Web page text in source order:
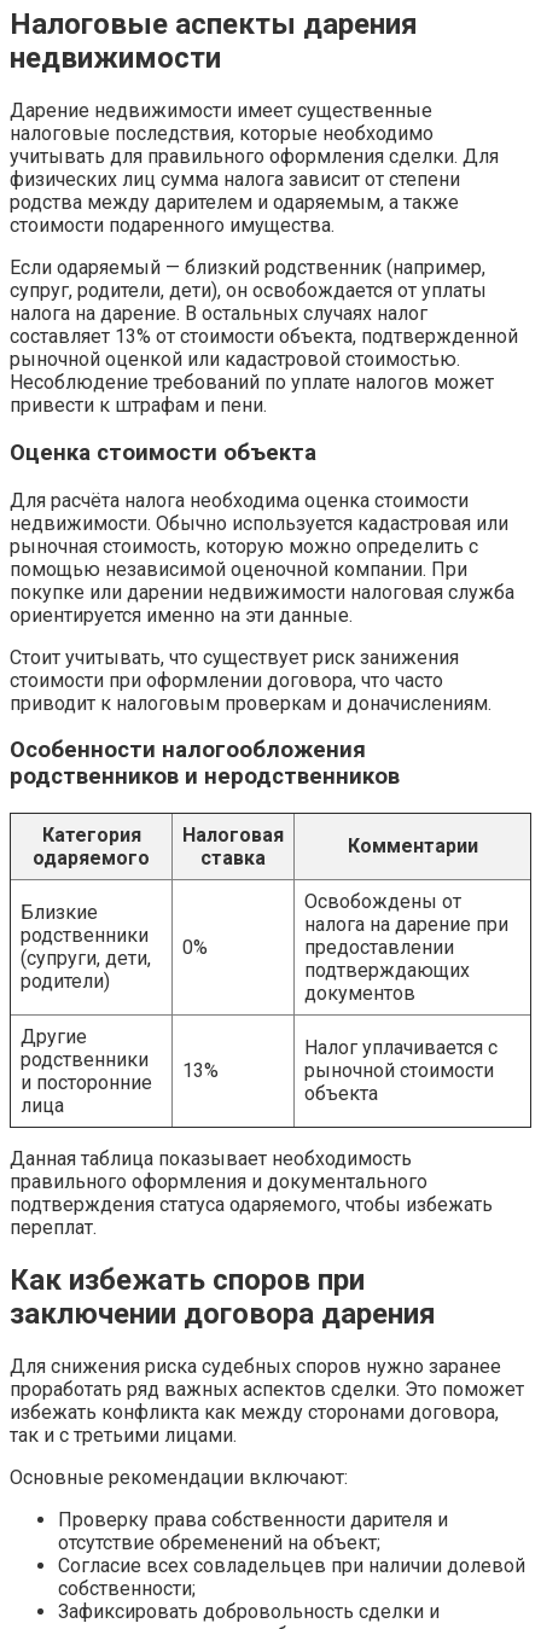
Налоговые аспекты дарения
недвижимости
Дарение недвижимости имеет существенные
налоговые последствия, которые необходимо
учитывать для правильного оформления сделки. Для
физических лиц сумма налога зависит от степени
родства между дарителем и одаряемым, а также
стоимости подаренного имущества.
Если одаряемый — близкий родственник (например,
супруг, родители, дети), он освобождается от уплаты
налога на дарение. В остальных случаях налог
составляет 13% от стоимости объекта, подтвержденной
рыночной оценкой или кадастровой стоимостью.
Несоблюдение требований по уплате налогов может
привести к штрафам и пени.
Оценка стоимости объекта
Для расчёта налога необходима оценка стоимости
недвижимости. Обычно используется кадастровая или
рыночная стоимость, которую можно определить с
помощью независимой оценочной компании. При
покупке или дарении недвижимости налоговая служба
ориентируется именно на эти данные.
Стоит учитывать, что существует риск занижения
стоимости при оформлении договора, что часто
приводит к налоговым проверкам и доначислениям.
Особенности налогообложения
родственников и неродственников
Категория
одаряемого
Налоговая
ставка
Комментарии
Близкие
родственники
(супруги, дети,
родители)
0%
Освобождены от
налога на дарение при
предоставлении
подтверждающих
документов
Другие
родственники
и посторонние
лица
13%
Налог уплачивается с
рыночной стоимости
объекта
Данная таблица показывает необходимость
правильного оформления и документального
подтверждения статуса одаряемого, чтобы избежать
переплат.
Как избежать споров при
заключении договора дарения
Для снижения риска судебных споров нужно заранее
проработать ряд важных аспектов сделки. Это поможет
избежать конфликта как между сторонами договора,
так и с третьими лицами.
Основные рекомендации включают:
Проверку права собственности дарителя и
отсутствие обременений на объект;
Согласие всех совладельцев при наличии долевой
собственности;
Зафиксировать добровольность сделки и